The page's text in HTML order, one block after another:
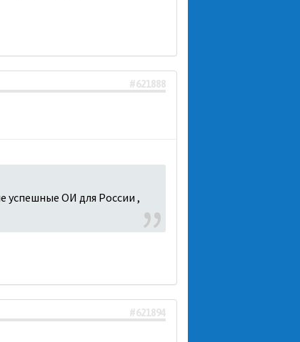
#621888
успешные ОИ для России ,
#621894